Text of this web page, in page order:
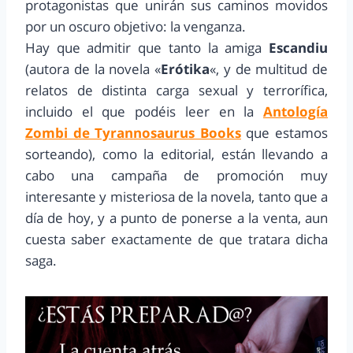
protagonistas que unirán sus caminos movidos
por un oscuro objetivo: la venganza.
Hay que admitir que tanto la amiga Escandiu
(autora de la novela «Erótika«, y de multitud de
relatos de distinta carga sexual y terrorífica,
incluido el que podéis leer en la Antología
Zombi de Tyrannosaurus Booksque estamos
sorteando), como la editorial, están llevando a
cabo una campaña de promoción muy
interesante y misteriosa de la novela, tanto que a
día de hoy, y a punto de ponerse a la venta, aun
cuesta saber exactamente de que tratara dicha
saga.